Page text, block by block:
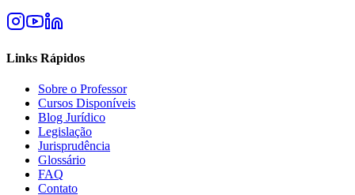
Links Rápidos
Sobre o Professor
Cursos Disponíveis
Blog Jurídico
Legislação
Jurisprudência
Glossário
FAQ
Contato